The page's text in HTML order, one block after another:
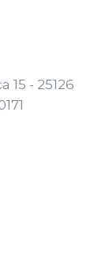
15 - 25126